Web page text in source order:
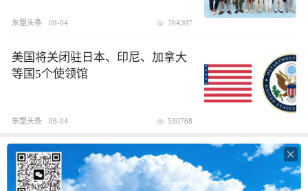
东盟头条 08-04 764307
美国将关闭驻日本、印尼、加拿大
等国5个使领馆
东盟头条 08-04 580768
